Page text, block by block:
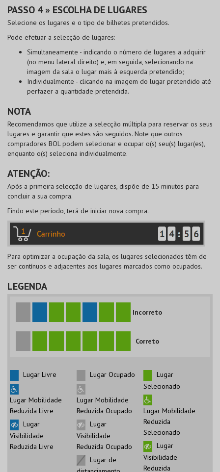
PASSO 4 » ESCOLHA DE LUGARES
Selecione os lugares e o tipo de bilhetes pretendidos.
Pode efetuar a selecção de lugares:
Simultaneamente - indicando o número de lugares a adquirir
(no menu lateral direito) e, em seguida, selecionando na
imagem da sala o lugar mais à esquerda pretendido;
Individualmente - clicando na imagem do lugar pretendido até
perfazer a quantidade pretendida.
NOTA
Recomendamos que utilize a selecção múltipla para reservar os seus
lugares e garantir que estes são seguidos. Note que outros
compradores BOLpodem selecionar e ocupar o(s) seu(s) lugar(es),
enquanto o(s) seleciona individualmente.
ATENÇÃO:
Após a primeira selecção de lugares, dispõe de 15 minutos para
concluir a sua compra.
Findo este período, terá de iniciar nova compra.
Para optimizar a ocupação da sala, os lugares selecionados têm de
ser contínuos e adjacentes aos lugares marcados como ocupados.
LEGENDA
Incorreto
Correto
Lugar Livre
Lugar Mobilidade
Reduzida Livre
Lugar
Visibilidade
Reduzida Livre
Lugar Ocupado
Lugar Mobilidade
Reduzida Ocupado
Lugar
Visibilidade
Reduzida Ocupado
Lugar de
Lugar
Selecionado
Lugar Mobilidade
Reduzida
Selecionado
Lugar
Visibilidade
Reduzida